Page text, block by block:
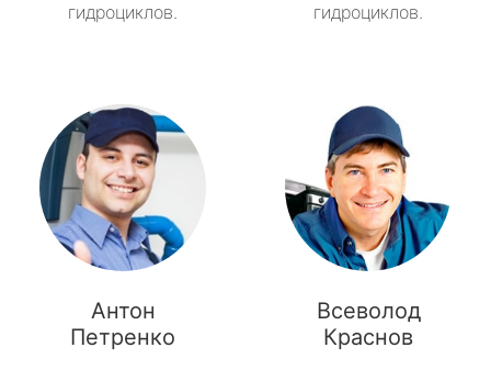
гидроциклов.
гидроциклов.
Антон
Петренко
Всеволод
Краснов